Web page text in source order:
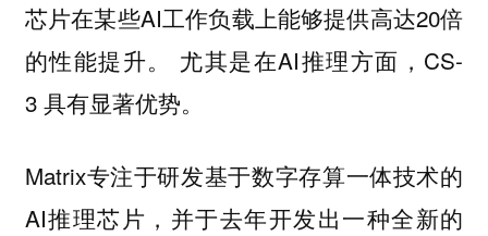
芯片在某些AI工作负载上能够提供高达20倍
的性能提升。 尤其是在AI推理方面，CS-
3 具有显著优势。
Matrix专注于研发基于数字存算一体技术的
AI推理芯片，并于去年开发出一种全新的